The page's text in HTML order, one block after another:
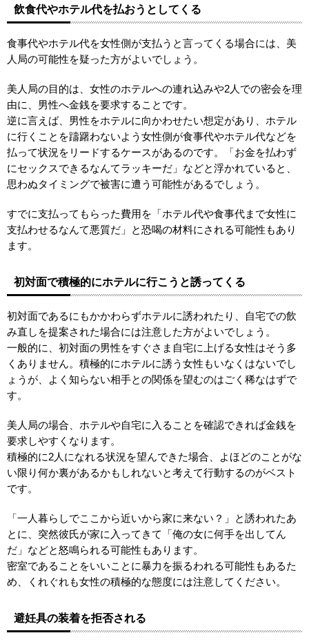
飲食代やホテル代を払おうとしてくる
食事代やホテル代を女性側が支払うと言ってくる場合には、美
人局の可能性を疑った方がよいでしょう。
美人局の目的は、女性のホテルへの連れ込みや2人での密会を理
由に、男性へ金銭を要求することです。
逆に言えば、男性をホテルに向かわせたい想定があり、ホテル
に行くことを躊躇わないよう女性側が食事代やホテル代などを
払って状況をリードするケースがあるのです。「お金を払わず
にセックスできるなんてラッキーだ」などと浮かれていると、
思わぬタイミングで被害に遭う可能性があるでしょう。
すでに支払ってもらった費用を「ホテル代や食事代まで女性に
支払わせるなんて悪質だ」と恐喝の材料にされる可能性もあり
ます。
初対面で積極的にホテルに行こうと誘ってくる
初対面であるにもかかわらずホテルに誘われたり、自宅での飲
み直しを提案された場合には注意した方がよいでしょう。
一般的に、初対面の男性をすぐさま自宅に上げる女性はそう多
くありません。積極的にホテルに誘う女性もいなくはないでし
ょうが、よく知らない相手との関係を望むのはごく稀なはずで
す。
美人局の場合、ホテルや自宅に入ることを確認できれば金銭を
要求しやすくなります。
積極的に2人になれる状況を望んできた場合、よほどのことがな
い限り何か裏があるかもしれないと考えて行動するのがベスト
です。
「一人暮らしでここから近いから家に来ない？」と誘われたあ
とに、突然彼氏が家に入ってきて「俺の女に何手を出してん
だ」などと怒鳴られる可能性もあります。
密室であることをいいことに暴力を振るわれる可能性もあるた
め、くれぐれも女性の積極的な態度には注意してください。
避妊具の装着を拒否される